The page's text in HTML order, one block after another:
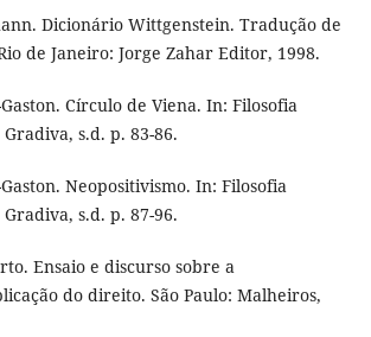
Dicionário Wittgenstein. Tradução de
de Janeiro: Jorge Zahar Editor, 1998.
Gaston. Círculo de Viena. In: Filosofia
s.d. p. 83-86.
Gaston. Neopositivismo. In: Filosofia
s.d. p. 87-96.
Ensaio e discurso sobre a
do direito. São Paulo: Malheiros,